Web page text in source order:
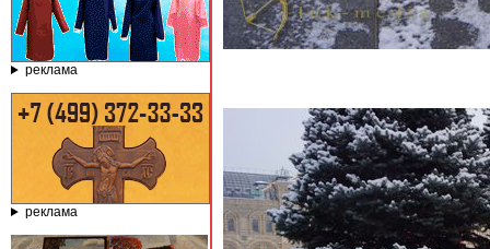
реклама
реклама